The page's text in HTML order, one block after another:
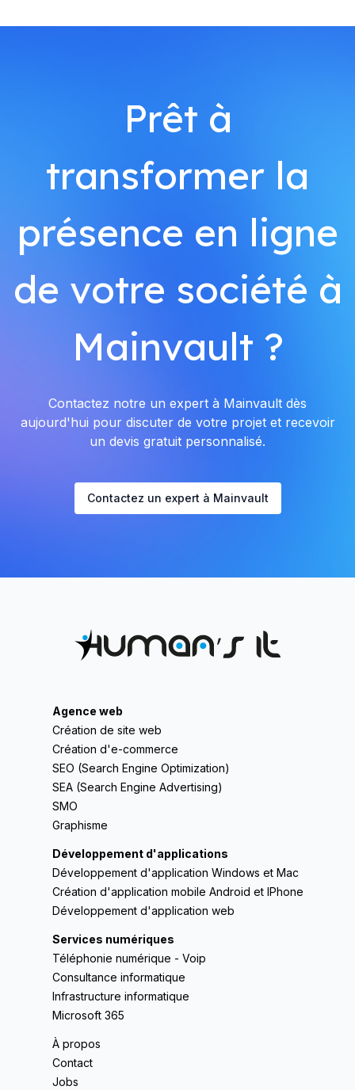
Prêt à
transformer la
présence en ligne
de votre société à
Mainvault ?
Contactez notre un expert à Mainvault dès
aujourd'hui pour discuter de votre projet et recevoir
un devis gratuit personnalisé.
Contactez un expert à Mainvault
Agence web
Création de site web
Création d'e-commerce
SEO (Search Engine Optimization)
SEA (Search Engine Advertising)
SMO
Graphisme
Développement d'applications
Développement d'application Windows et Mac
Création d'application mobile Android et IPhone
Développement d'application web
Services numériques
Téléphonie numérique - Voip
Consultance informatique
Infrastructure informatique
Microsoft 365
À propos
Contact
Jobs